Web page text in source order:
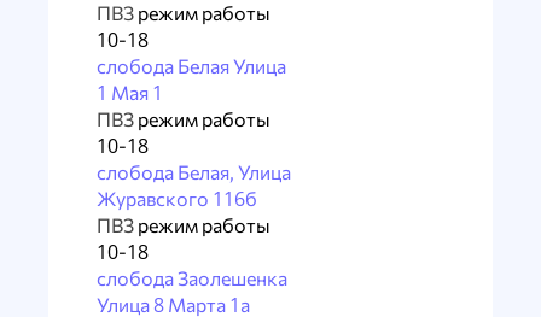
ПВЗ режим работы
10-18
слобода Белая Улица
1 Мая 1
ПВЗ режим работы
10-18
слобода Белая, Улица
Журавского 116б
ПВЗ режим работы
10-18
слобода Заолешенка
Улица 8 Марта 1а